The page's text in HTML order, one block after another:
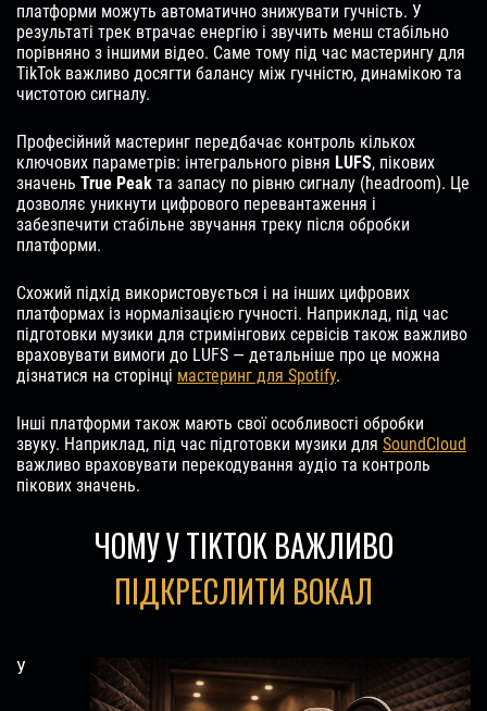
платформи можуть автоматично знижувати гучність. У
результаті трек втрачає енергію і звучить менш стабільно
порівняно з іншими відео. Саме тому під час мастерингу для
TikTok важливо досягти балансу між гучністю, динамікою та
чистотою сигналу.
Професійний мастеринг передбачає контроль кількох
ключових параметрів: інтегрального рівня LUFS, пікових
значень True Peak та запасу по рівню сигналу (headroom). Це
дозволяє уникнути цифрового перевантаження і
забезпечити стабільне звучання треку після обробки
платформи.
Схожий підхід використовується і на інших цифрових
платформах із нормалізацією гучності. Наприклад, під час
підготовки музики для стримінгових сервісів також важливо
враховувати вимоги до LUFS — детальніше про це можна
дізнатися на сторінці мастеринг для Spotify.
Інші платформи також мають свої особливості обробки
звуку. Наприклад, під час підготовки музики для SoundCloud
важливо враховувати перекодування аудіо та контроль
пікових значень.
ЧОМУ У TIKTOK ВАЖЛИВО
ПІДКРЕСЛИТИ ВОКАЛ
У